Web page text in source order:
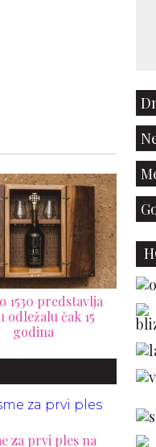
skrivana 150
za samo 15
Remek-delo
oborilo rekord na
za prvi ples na